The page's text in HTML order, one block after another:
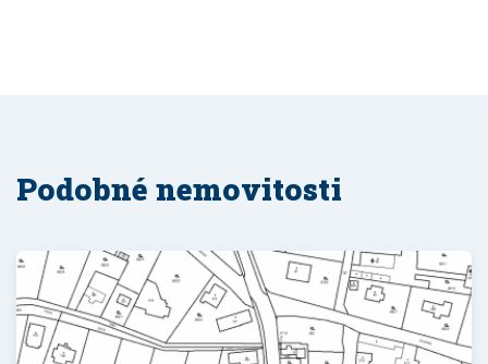
Podobné nemovitosti